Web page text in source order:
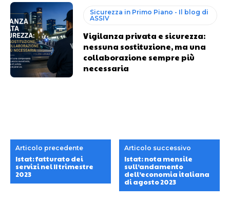
Sicurezza in Primo Piano - Il blog di
ASSIV
Vigilanza privata e sicurezza:
nessuna sostituzione, ma una
collaborazione sempre più
necessaria
Articolo precedente
Istat: fatturato dei
servizi nel II trimestre
2023
Articolo successivo
Istat: nota mensile
sull’andamento
dell’economia italiana
di agosto 2023